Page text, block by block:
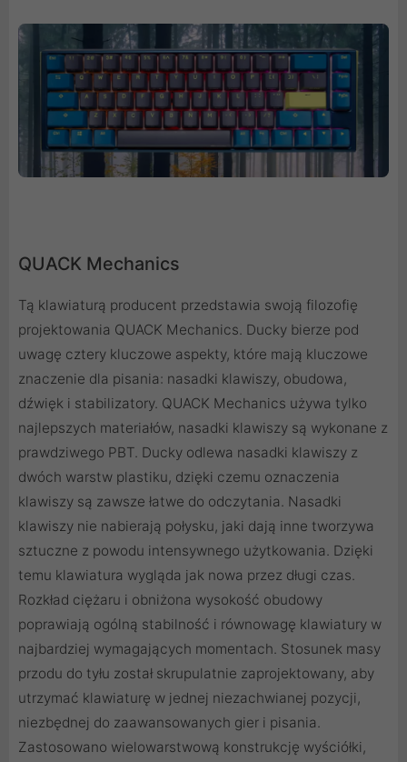
QUACK Mechanics
Tą klawiaturą producent przedstawia swoją filozofię
projektowania QUACK Mechanics. Ducky bierze pod
uwagę cztery kluczowe aspekty, które mają kluczowe
znaczenie dla pisania: nasadki klawiszy, obudowa,
dźwięk i stabilizatory. QUACK Mechanics używa tylko
najlepszych materiałów, nasadki klawiszy są wykonane z
prawdziwego PBT. Ducky odlewa nasadki klawiszy z
dwóch warstw plastiku, dzięki czemu oznaczenia
klawiszy są zawsze łatwe do odczytania. Nasadki
klawiszy nie nabierają połysku, jaki dają inne tworzywa
sztuczne z powodu intensywnego użytkowania. Dzięki
temu klawiatura wygląda jak nowa przez długi czas.
Rozkład ciężaru i obniżona wysokość obudowy
poprawiają ogólną stabilność i równowagę klawiatury w
najbardziej wymagających momentach. Stosunek masy
przodu do tyłu został skrupulatnie zaprojektowany, aby
utrzymać klawiaturę w jednej niezachwianej pozycji,
niezbędnej do zaawansowanych gier i pisania.
Zastosowano wielowarstwową konstrukcję wyściółki,